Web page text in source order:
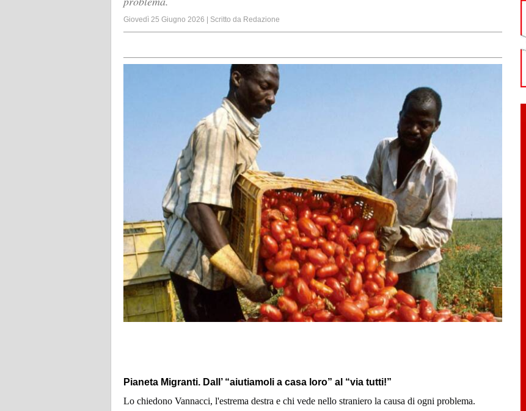
Giovedì 25 Giugno 2026 | Scritto da Redazione
Pianeta Migranti. Dall’ “aiutiamoli a casa loro” al “via tutti!”
Lo chiedono Vannacci, l'estrema destra e chi vede nello straniero la causa di ogni problema.